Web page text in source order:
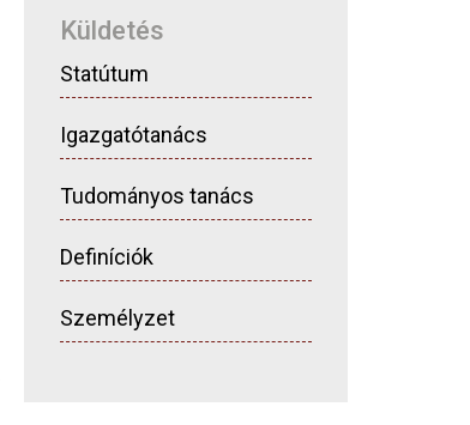
Küldetés
Statútum
Igazgatótanács
Tudományos tanács
Definíciók
Személyzet